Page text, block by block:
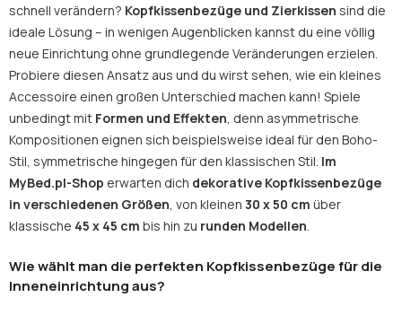
schnell verändern? Kopfkissenbezüge und Zierkissen sind die
ideale Lösung – in wenigen Augenblicken kannst du eine völlig
neue Einrichtung ohne grundlegende Veränderungen erzielen.
Probiere diesen Ansatz aus und du wirst sehen, wie ein kleines
Accessoire einen großen Unterschied machen kann! Spiele
unbedingt mit Formen und Effekten, denn asymmetrische
Kompositionen eignen sich beispielsweise ideal für den Boho-
Stil, symmetrische hingegen für den klassischen Stil. Im
MyBed.pl-Shop erwarten dich dekorative Kopfkissenbezüge
in verschiedenen Größen, von kleinen 30 x 50 cm über
klassische 45 x 45 cm bis hin zu runden Modellen.
Wie wählt man die perfekten Kopfkissenbezüge für die
Inneneinrichtung aus?